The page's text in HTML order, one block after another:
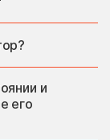
и
его